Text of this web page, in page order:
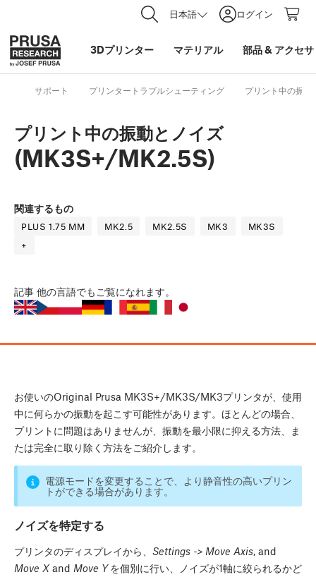
日本語 ログイン
3Dプリンター マテリアル 部品& アクセ
サポート プリンタートラブルシューティング プリント中の振
プリント中の振動とノイズ
(MK3S+/MK2.5S)
関連するもの
PLUS 1.75 MM MK2.5 MK2.5S MK3
MK3S
+
記事 他の言語でもご覧になれます。
お使いのOriginal Prusa MK3S+/MK3S/MK3プリンタが、使用
中に何らかの振動を起こす可能性があります。ほとんどの場合、
プリントに問題はありませんが、振動を最小限に抑える方法、ま
たは完全に取り除く方法をご紹介します。
電源モードを変更することで、より静音性の高いプリン
トができる場合があります。
ノイズを特定する
プリンタのディスプレイから、 Settings -> Move Axis, and
Move Xand Move Yを個別に行い、ノイズが1軸に絞られるかど